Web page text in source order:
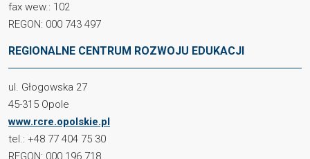
fax wew.: 102
REGON: 000 743 497
REGIONALNE CENTRUM ROZWOJU EDUKACJI
ul. Głogowska 27
45-315 Opole
www.rcre.opolskie.pl
tel.: +48 77 404 75 30
REGON: 000 196 718